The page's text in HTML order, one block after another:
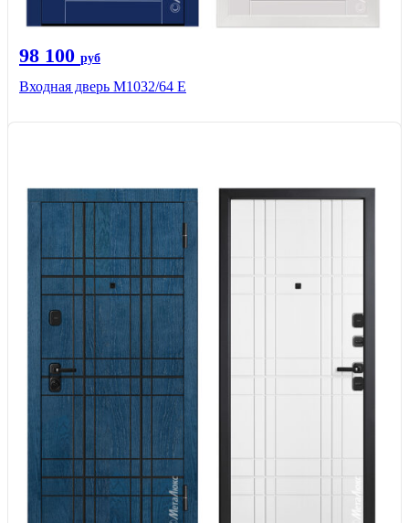
98 100 руб
Входная дверь М1032/64 Е